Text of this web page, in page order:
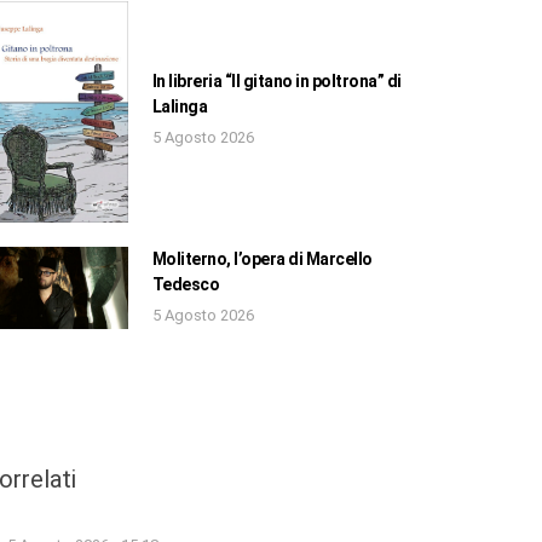
In libreria “Il gitano in poltrona” di
Lalinga
5 Agosto 2026
Moliterno, l’opera di Marcello
Tedesco
5 Agosto 2026